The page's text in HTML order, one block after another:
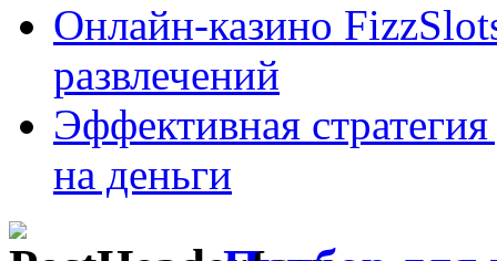
Онлайн-казино
развлечений
Эффективная
на деньги